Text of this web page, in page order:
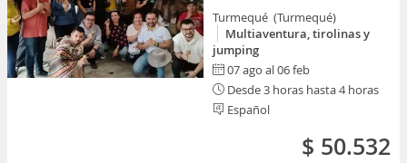
Turmequé (Turmequé)
Multiaventura, tirolinas y
jumping
07 ago al 06 feb
Desde 3 horas hasta 4 horas
Español
$ 50.532